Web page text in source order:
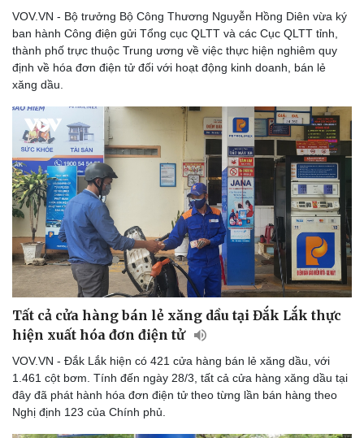
Du lịch
Tư vấn
Câu chuyện thời sự
VOV.VN - Bộ trưởng Bộ Công Thương Nguyễn Hồng Diên vừa ký
ban hành Công điện gửi Tổng cục QLTT và các Cục QLTT tỉnh,
thành phố trực thuộc Trung ương về việc thực hiện nghiêm quy
định về hóa đơn điện tử đối với hoạt động kinh doanh, bán lẻ
xăng dầu.
Tất cả cửa hàng bán lẻ xăng dầu tại Đắk Lắk thực
hiện xuất hóa đơn điện tử
VOV.VN - Đắk Lắk hiện có 421 cửa hàng bán lẻ xăng dầu, với
1.461 cột bơm. Tính đến ngày 28/3, tất cả cửa hàng xăng dầu tại
đây đã phát hành hóa đơn điện tử theo từng lần bán hàng theo
Nghị định 123 của Chính phủ.